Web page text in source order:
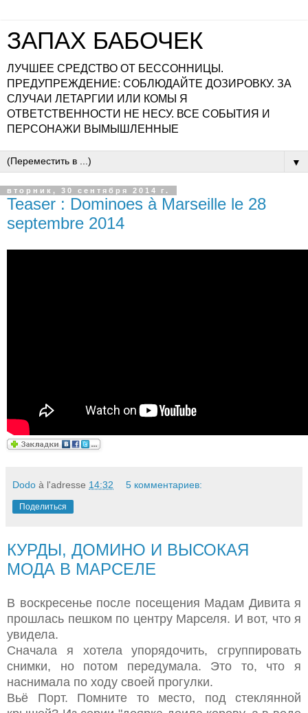
ЗАПАХ БАБОЧЕК
ЛУЧШЕЕ СРЕДСТВО ОТ БЕССОННИЦЫ.
ПРЕДУПРЕЖДЕНИЕ: СОБЛЮДАЙТЕ ДОЗИРОВКУ. ЗА
СЛУЧАИ ЛЕТАРГИИ ИЛИ КОМЫ Я
ОТВЕТСТВЕННОСТИ НЕ НЕСУ. ВСЕ СОБЫТИЯ И
ПЕРСОНАЖИ ВЫМЫШЛЕННЫЕ
▼
вторник, 30 сентября 2014 г.
Teaser : Dominoes à Marseille le 28
septembre 2014
Dodo à l'adresse 14:32 5 комментариев:
Поделиться
КУРДЫ, ДОМИНО И ВЫСОКАЯ
МОДА В МАРСЕЛЕ
В воскресенье после посещения Мадам Дивита я
прошлась пешком по центру Марселя. И вот, что я
увидела.
Сначала я хотела упорядочить, сгруппировать
снимки, но потом передумала. Это то, что я
наснимала по ходу своей прогулки.
Вьё Порт. Помните то место, под стеклянной